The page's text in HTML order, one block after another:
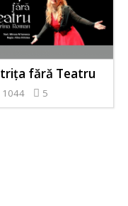
fără Teatru
1044 5